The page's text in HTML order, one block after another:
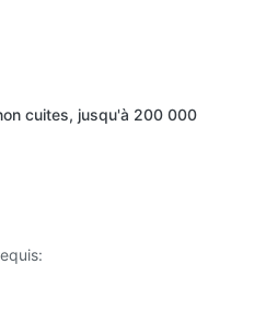
cuites, jusqu'à 200 000